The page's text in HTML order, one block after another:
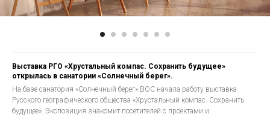
Выставка РГО «Хрустальный компас. Сохранить будущее»
открылась в санатории «Солнечный берег».
На базе санатория «Солнечный берег» ВОС начала работу выставка
Русского географического общества «Хрустальный компас. Сохранить
будущее». Экспозиция знакомит посетителей с проектами и